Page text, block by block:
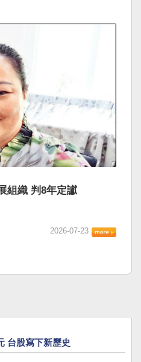
組織 判8年定讞
2026-07-23
台股寫下新歷史